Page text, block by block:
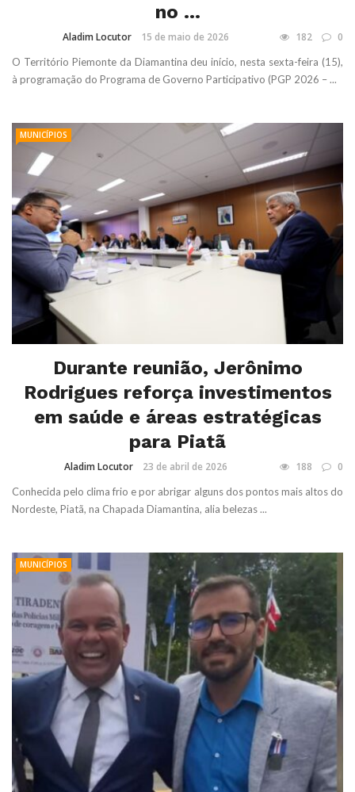
no ...
Aladim Locutor 15 de maio de 2026 182 0
O Território Piemonte da Diamantina deu início, nesta sexta-feira (15),
à programação do Programa de Governo Participativo (PGP 2026 – ...
MUNICÍPIOS
Durante reunião, Jerônimo
Rodrigues reforça investimentos
em saúde e áreas estratégicas
para Piatã
Aladim Locutor 23 de abril de 2026 188 0
Conhecida pelo clima frio e por abrigar alguns dos pontos mais altos do
Nordeste, Piatã, na Chapada Diamantina, alia belezas ...
MUNICÍPIOS